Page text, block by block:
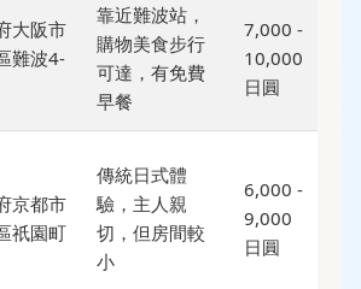
大阪市
難波4-
靠近難波站，
購物美食步行
可達，有免費
早餐
7,000 -
10,000
日圓
京都市
祇園町
傳統日式體
驗，主人親
切，但房間較
小
6,000 -
9,000
日圓